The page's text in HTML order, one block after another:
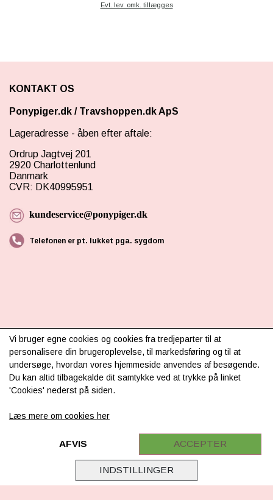
Evt. lev. omk. tillægges
KONTAKT OS
Ponypiger.dk / Travshoppen.dk ApS
Lageradresse - åben efter aftale:
Ordrup Jagtvej 201
2920 Charlottenlund
Danmark
CVR: DK40995951
kundeservice@ponypiger.dk
Telefonen er pt. lukket pga. sygdom
INFORMATION
Om os
Levering & betaling
Retur
Samarbejde
Cookie & Privatlivsoplysninger
Vi bruger egne cookies og cookies fra tredjeparter til at
personalisere din brugeroplevelse, til markedsføring og til at
undersøge, hvordan vores hjemmeside anvendes af besøgende.
Du kan altid tilbagekalde dit samtykke ved at trykke på linket
'Cookies' nederst på siden.
Læs mere om cookies her
INDSTILLINGER
AFVIS ACCEPTER